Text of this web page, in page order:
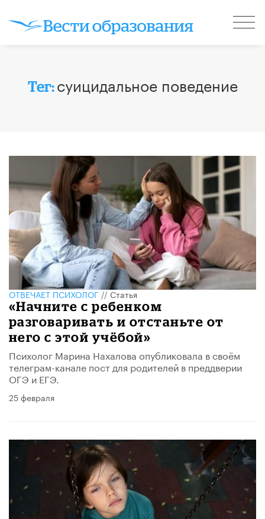
Тег:суицидальное поведение
ОТВЕЧАЕТ ПСИХОЛОГ//Статья
«Начните с ребенком
разговаривать и отстаньте от
него с этой учёбой»
Психолог Марина Нахалова опубликовала в своём
телеграм-канале пост для родителей в преддверии
ОГЭ и ЕГЭ.
25 февраля